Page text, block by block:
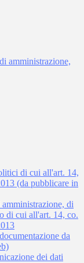
amministrazione,
di cui all'art. 14,
(da pubblicare in
di
di cui all'art. 14, co.
da
dei dati